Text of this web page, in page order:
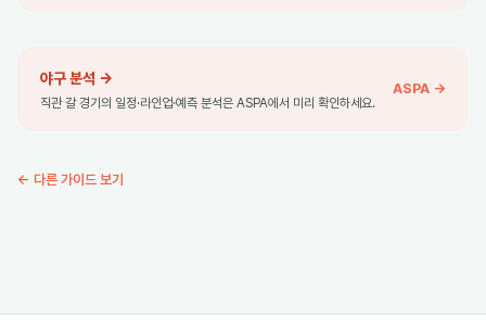
야구 분석 →
직관 갈 경기의 일정·라인업·예측 분석은 ASPA에서 미리 확인하세요.
ASPA →
← 다른 가이드 보기